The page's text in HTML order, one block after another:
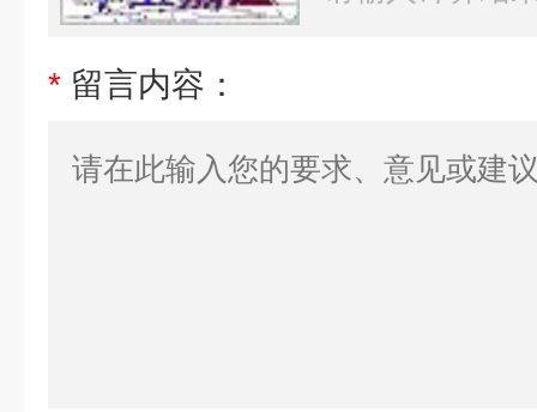
* 留言内容：